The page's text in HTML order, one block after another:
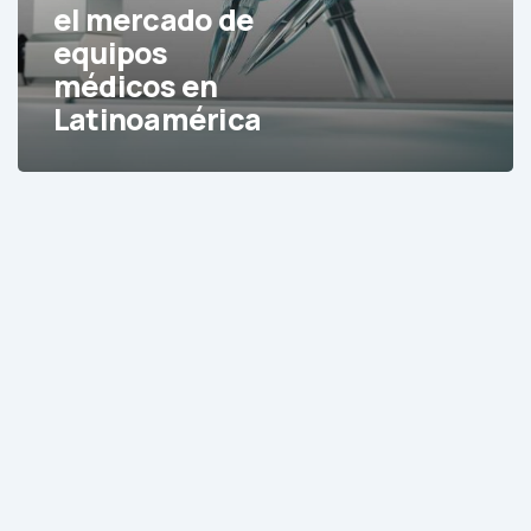
médicos
en
Latinoamérica
el mercado de
equipos
médicos en
Latinoamérica